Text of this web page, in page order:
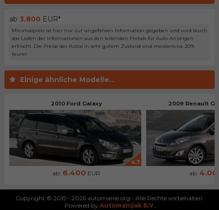
ab 3.800 EUR*
Minimalpreis ist hier nur zur ungefähren Information gegeben und wird durch
das Laden der Informationen aus den leitenden Portals für Auto-Anzeigen
erfrischt. Die Preise der Autos in sehr gutem Zustand sind meistens ca. 20%
teurer.
Einige ähnliche Modelle...
2010 Ford Galaxy
4.7
ab: 6.400 EUR
2009 Renault
ab:
Copyright © 2015 - 2026 automanie.org - Alle Rechte vorbehalten.
Powered by Automanijak B.V.